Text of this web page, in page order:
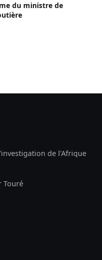
du ministre de
de l'Afrique
Touré